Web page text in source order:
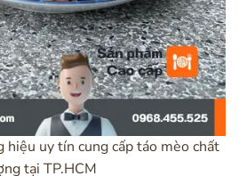
hiệu uy tín cung cấp táo mèo chất
tại TP.HCM